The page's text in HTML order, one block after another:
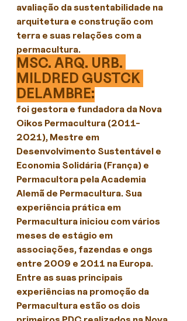
avaliação da sustentabilidade na
arquitetura e construção com
terra e suas relações com a
permacultura.
MSC. ARQ. URB.
MILDRED GUSTCK
DELAMBRE:
foi gestora e fundadora da Nova
Oikos Permacultura (2011-
2021), Mestre em
Desenvolvimento Sustentável e
Economia Solidária (França) e
Permacultora pela Academia
Alemã de Permacultura. Sua
experiência prática em
Permacultura iniciou com vários
meses de estágio em
associações, fazendas e ongs
entre 2009 e 2011 na Europa.
Entre as suas principais
experiências na promoção da
Permacultura estão os dois